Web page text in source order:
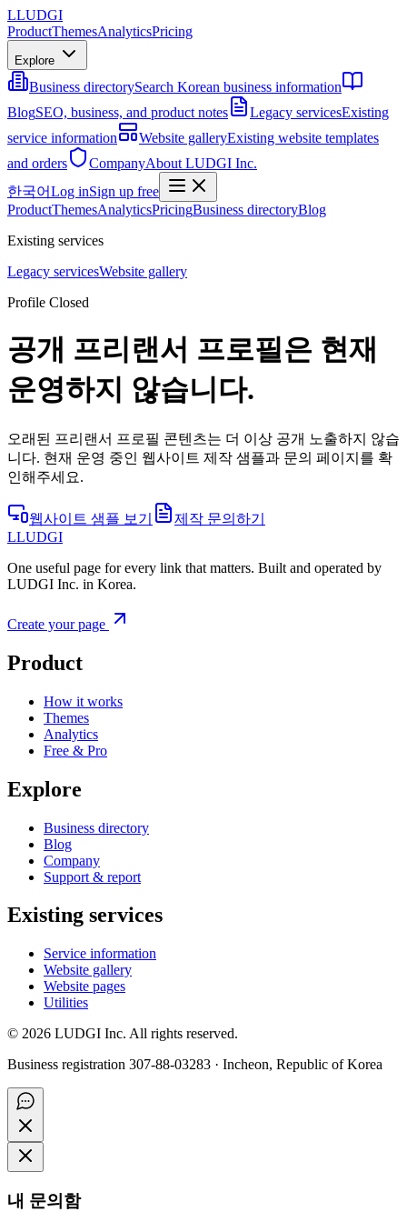
LLUDGI
ProductThemesAnalyticsPricing
Explore
Business directorySearch Korean business information
BlogSEO, business, and product notes Legacy servicesExisting
service information
Website galleryExisting website templates
and orders
CompanyAbout LUDGI Inc.
한국어Log inSign up free
ProductThemesAnalyticsPricingBusiness directoryBlog
Existing services
Legacy servicesWebsite gallery
Profile Closed
공개 프리랜서 프로필은 현재
운영하지 않습니다.
오래된 프리랜서 프로필 콘텐츠는 더 이상 공개 노출하지 않습
니다. 현재 운영 중인 웹사이트 제작 샘플과 문의 페이지를 확
인해주세요.
웹사이트 샘플 보기
제작 문의하기
LLUDGI
One useful page for every link that matters. Built and operated by
LUDGI Inc. in Korea.
Create your page
Product
How it works
Themes
Analytics
Free & Pro
Explore
Business directory
Blog
Company
Support & report
Existing services
Service information
Website gallery
Website pages
Utilities
© 2026 LUDGI Inc. All rights reserved.
Business registration 307-88-03283 · Incheon, Republic of Korea
내 문의함